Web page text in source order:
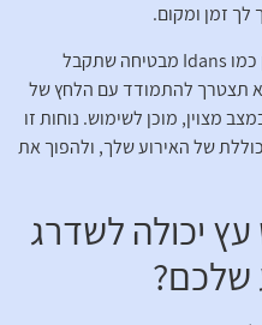
זמן ומקום.
בנוסף, השכרה מחברה בעלת מוניטין כמו Idans מבטיחה שתקבל
לא תצטרך להתמודד עם הלחץ של
מצוין, מוכן לשימוש. נוחות זו
של האירוע שלך, ולהפוך את
יכולה לשדרג
שלכם?